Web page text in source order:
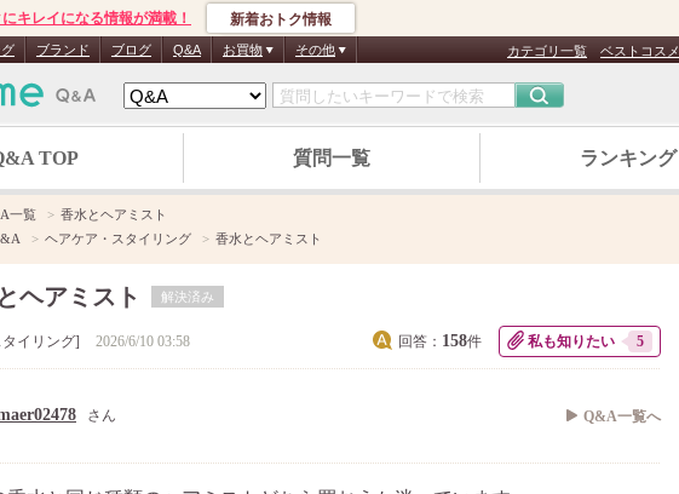
キレイになる情報が満載！ 新着おトク情報
ブランド ブログ Q&A お買物 その他 カテゴリ一覧 ベストコスメ
TOP 質問一覧 ランキング
一覧
香水とヘアミスト
ヘアケア・スタイリング 香水とヘアミスト
ヘアミスト 解決済み
イリング 2026/6/10 03:58 回答： 158件 私も知りたい 5
さん Q&A一覧へ